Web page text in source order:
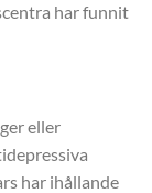
har funnit
eller
har ihållande